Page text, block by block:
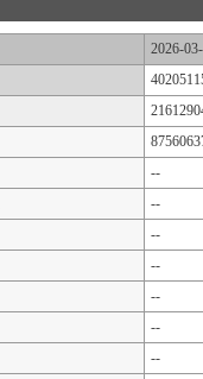
2026-
--
--
--
--
--
--
--